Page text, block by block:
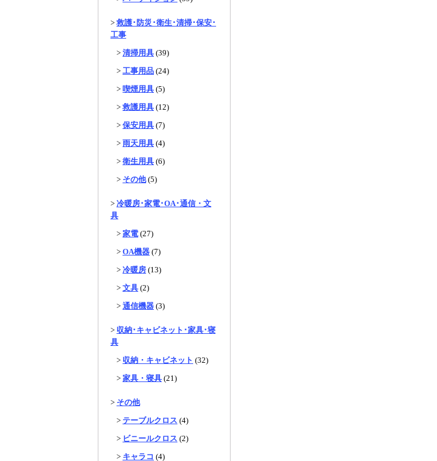
> 救護･防災･衛生･清掃･保安･
工事
> 清掃用具 (39)
> 工事用品 (24)
> 喫煙用具 (5)
> 救護用具 (12)
> 保安用具 (7)
> 雨天用具 (4)
> 衛生用具 (6)
> その他(5)
> 冷暖房･家電･OA･通信・文
具
> 家電 (27)
> OA機器 (7)
> 冷暖房 (13)
> 文具 (2)
> 通信機器 (3)
> 収納･キャビネット･家具･寝
具
> 収納・キャビネット (32)
> 家具・寝具 (21)
> その他
> テーブルクロス (4)
> ビニールクロス (2)
> キャラコ (4)